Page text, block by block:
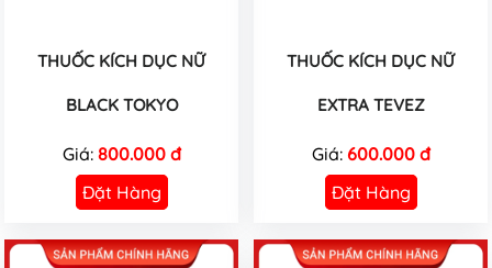
THUỐC KÍCH DỤC NỮ
BLACK TOKYO
Giá: 800.000 đ
Đặt Hàng
THUỐC KÍCH DỤC NỮ
EXTRA TEVEZ
Giá: 600.000 đ
Đặt Hàng